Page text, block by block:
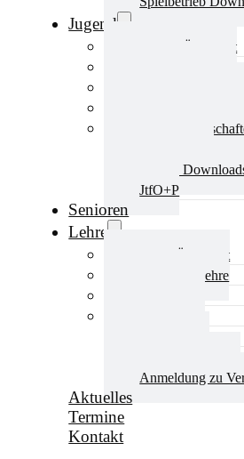
Jugend
Jugend Übersicht
Schulsport
mini-
Jugend
JtfO+P
Senioren
Lehre
Lehre Übersicht
Aktuelles Lehre
Anmeldung zu
Aktuelles
Termine
Kontakt